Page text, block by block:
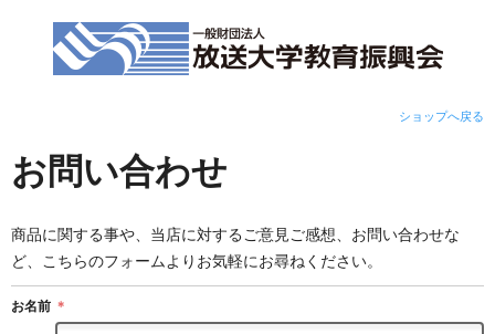
ショップへ戻る
お問い合わせ
商品に関する事や、当店に対するご意見ご感想、お問い合わせな
ど、こちらのフォームよりお気軽にお尋ねください。
お名前 ＊